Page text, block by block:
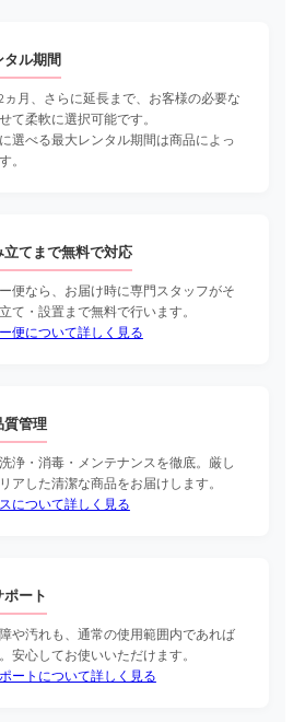
タル期間
ヵ月、さらに延長まで、お客様の必要な
て柔軟に選択可能です。
選べる最大レンタル期間は商品によっ
。
てまで無料で対応
便なら、お届け時に専門スタッフがそ
て・設置まで無料で行います。
便について詳しく見る
質管理
浄・消毒・メンテナンスを徹底。厳し
アした清潔な商品をお届けします。
について詳しく見る
ート
や汚れも、通常の使用範囲内であれば
安心してお使いいただけます。
ートについて詳しく見る